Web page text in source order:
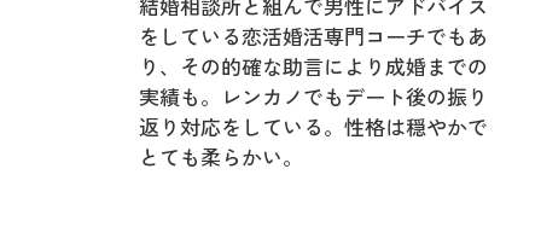
をしている恋活婚活専門コーチでもあ
り、その的確な助言により成婚までの
実績も。レンカノでもデート後の振り
返り対応をしている。性格は穏やかで
とても柔らかい。